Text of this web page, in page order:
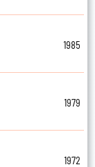
1985
1979
1972